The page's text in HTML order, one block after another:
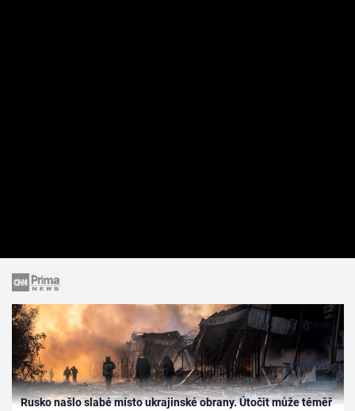
Rusko našlo slabé místo ukrajinské obrany. Útočit může téměř